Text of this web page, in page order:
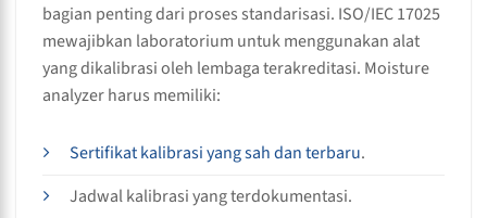
bagian penting dari proses standarisasi. ISO/IEC 17025
mewajibkan laboratorium untuk menggunakan alat
yang dikalibrasi oleh lembaga terakreditasi. Moisture
analyzer harus memiliki:
Sertifikat kalibrasi yang sah dan terbaru.
Jadwal kalibrasi yang terdokumentasi.